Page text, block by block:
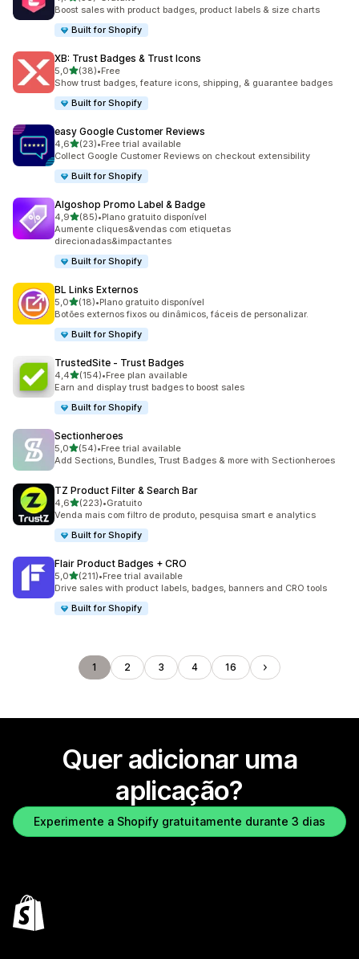
36 total de avaliações
Boost sales with product badges, product labels & size charts
Built for Shopify
XB: Trust Badges & Trust Icons
5,0de 5 estrelas
(38)
38 total de avaliações
•Free
Show trust badges, feature icons, shipping, & guarantee badges
Built for Shopify
easy Google Customer Reviews
4,6de 5 estrelas
(23)
23 total de avaliações
•Free trial available
Collect Google Customer Reviews on checkout extensibility
Built for Shopify
Algoshop Promo Label & Badge
4,9de 5 estrelas
(85)
85 total de avaliações
•Plano gratuito disponível
Aumente cliques&vendas com etiquetas
direcionadas&impactantes
Built for Shopify
BL Links Externos
5,0de 5 estrelas
(18)
18 total de avaliações
•Plano gratuito disponível
Botões externos fixos ou dinâmicos, fáceis de personalizar.
Built for Shopify
TrustedSite ‑ Trust Badges
4,4de 5 estrelas
(154)
154 total de avaliações
•Free plan available
Earn and display trust badges to boost sales
Built for Shopify
Sectionheroes
5,0de 5 estrelas
(54)
54 total de avaliações
•Free trial available
Add Sections, Bundles, Trust Badges & more with Sectionheroes
TZ Product Filter & Search Bar
4,6de 5 estrelas
(223)
223 total de avaliações
•Gratuito
Venda mais com filtro de produto, pesquisa smart e analytics
Built for Shopify
Flair Product Badges + CRO
5,0de 5 estrelas
(211)
211 total de avaliações
•Free trial available
Drive sales with product labels, badges, banners and CRO tools
Built for Shopify
1 2 3 4 16
Quer adicionar uma
aplicação?
Experimente a Shopify gratuitamente durante 3 dias